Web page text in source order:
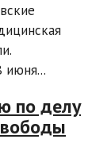
июня...
по делу